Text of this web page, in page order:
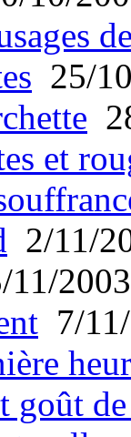
25/
et
2/11/
11/2003
7/
goût